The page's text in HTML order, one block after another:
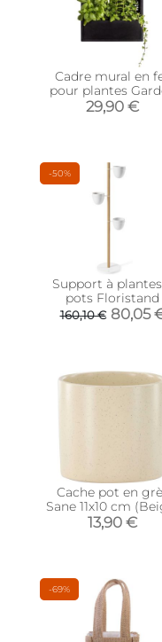
Cadre mural en
pour plantes
(36 x 18 x 50 cm)
29,90 €
-50%
Support à
pots Floristand
160,10 € 80,05
Cache pot en
Sane 11x10 cm
13,90 €
-69%